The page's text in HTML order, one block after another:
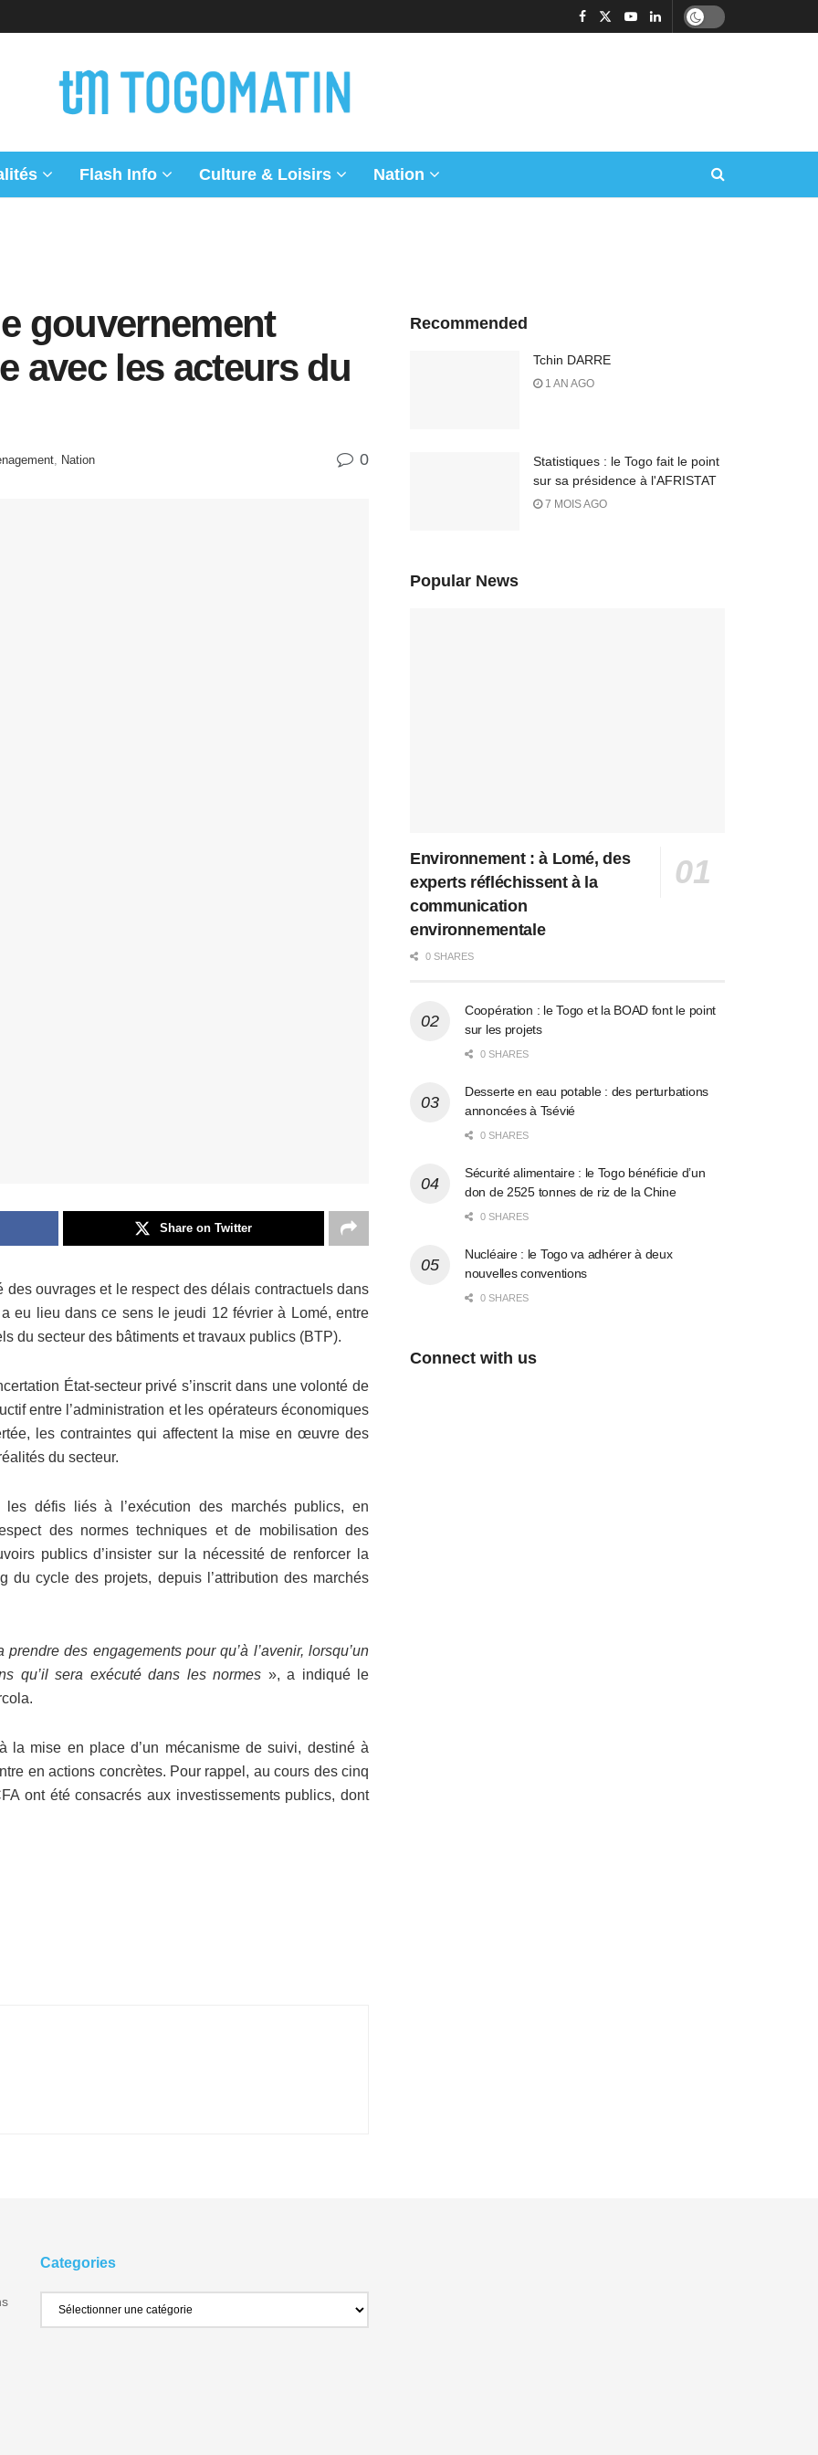
Flash Info Culture & Loisirs Nation
gouvernement
avec les acteurs du
Nation 0
Share on Twitter
ouvrages et le respect des délais contractuels dans
eu lieu dans ce sens le jeudi 12 février à Lomé, entre
du secteur des bâtiments et travaux publics (BTP).
État-secteur privé s’inscrit dans une volonté de
entre l’administration et les opérateurs économiques
les contraintes qui affectent la mise en œuvre des
du secteur.
défis liés à l’exécution des marchés publics, en
des normes techniques et de mobilisation des
publics d’insister sur la nécessité de renforcer la
du cycle des projets, depuis l’attribution des marchés
des engagements pour qu’à l’avenir, lorsqu’un
qu’il sera exécuté dans les normes », a indiqué le
mise en place d’un mécanisme de suivi, destiné à
en actions concrètes. Pour rappel, au cours des cinq
ont été consacrés aux investissements publics, dont
Recommended
Tchin DARRE
1 AN AGO
Statistiques : le Togo fait le point
sur sa présidence à l'AFRISTAT
7 MOIS AGO
Popular News
Environnement : à Lomé, des
experts réfléchissent à la
communication
environnementale
0 SHARES
Coopération : le Togo et la BOAD font le point
sur les projets
0 SHARES
Desserte en eau potable : des perturbations
annoncées à Tsévié
0 SHARES
Sécurité alimentaire : le Togo bénéficie d’un
don de 2525 tonnes de riz de la Chine
0 SHARES
Nucléaire : le Togo va adhérer à deux
nouvelles conventions
0 SHARES
Connect with us
Categories